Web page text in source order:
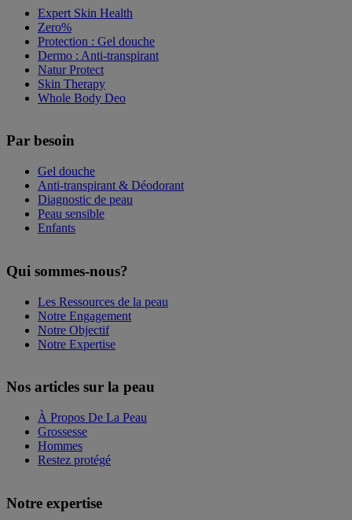
Expert Skin Health
Zero%
Protection : Gel douche
Dermo : Anti-transpirant
Natur Protect
Skin Therapy
Whole Body Deo
Par besoin
Gel douche
Anti-transpirant & Déodorant
Diagnostic de peau
Peau sensible
Enfants
Qui sommes-nous?
Les Ressources de la peau
Notre Engagement
Notre Objectif
Notre Expertise
Nos articles sur la peau
À Propos De La Peau
Grossesse
Hommes
Restez protégé
Notre expertise